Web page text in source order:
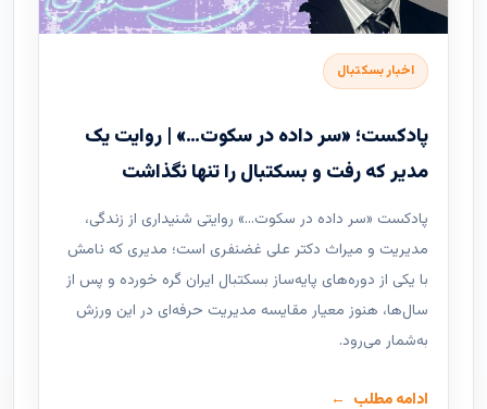
اخبار بسکتبال
پادکست؛ «سر داده در سکوت…» | روایت یک
مدیر که رفت و بسکتبال را تنها نگذاشت
پادکست «سر داده در سکوت…» روایتی شنیداری از زندگی،
مدیریت و میراث دکتر علی غضنفری است؛ مدیری که نامش
با یکی از دوره‌های پایه‌ساز بسکتبال ایران گره خورده و پس از
سال‌ها، هنوز معیار مقایسه مدیریت حرفه‌ای در این ورزش
به‌شمار می‌رود.
ادامه مطلب